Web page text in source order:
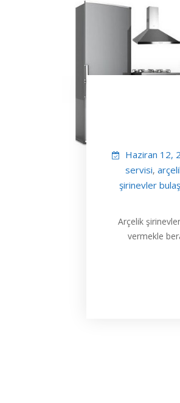
Haziran 12,
servisi,
şirinevler
Arçelik
vermekle